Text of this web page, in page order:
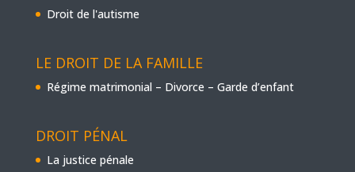
Droit de l'autisme
LE DROIT DE LA FAMILLE
Régime matrimonial – Divorce – Garde d’enfant
DROIT PÉNAL
La justice pénale